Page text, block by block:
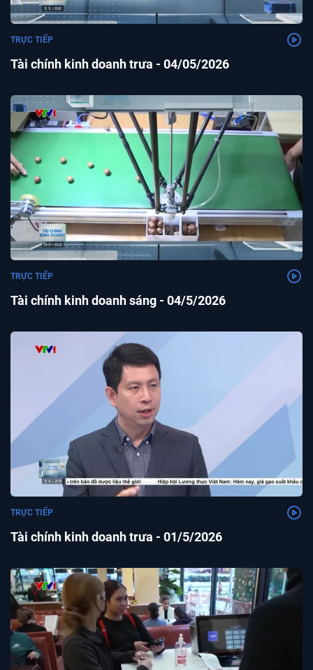
Tài chính kinh doanh trưa - 04/05/2026
TRỰC TIẾP
Tài chính kinh doanh sáng - 04/5/2026
TRỰC TIẾP
Tài chính kinh doanh trưa - 01/5/2026
TRỰC TIẾP